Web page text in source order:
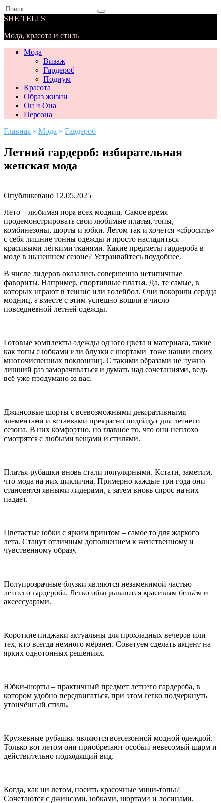
Перейти
к
Search
for:
SHE TELLS
Мода, красота и стиль
Мода
Визаж
Гардероб
Подиум
Красота
Образ жизни
Он и Она
Персона
Главная » Мода » Гардероб
Летний гардероб: избирательная
женская мода
Опубликовано 12.05.2025
Лето – любимая пора всех модниц. Самое время
продемонстрировать свои любимые платья, топы,
комбинезоны, шорты и юбки. Летом так и хочется «сбросить»
с себя лишние тонны одежды и просто насладиться
красивыми лёгкими тканями. Какие предметы гардероба в
моде в нынешнем сезоне? Устраивайтесь поудобнее.
В числе лидеров оказались совершенно нетипичные
фавориты. Например, спортивные платья. Да, те самые, в
которых играют в теннис или волейбол. Они покорили сердца
модниц, а вместе с этим успешно вошли в число
повседневной летней одежды.
Готовые комплекты одежды одного цвета и материала, такие
как топы с юбками или блузки с шортами, тоже нашли своих
многочисленных поклонниц. С такими образами не нужно
лишний раз заморачиваться и думать над сочетаниями, ведь
всё уже продумано за вас.
Джинсовые шорты с всевозможными декоративными
элементами и вставками прекрасно подойдут для летнего
сезона. В них комфортно, но главное то, что они неплохо
смотрятся с любыми вещами и стилями.
Платья-рубашки вновь стали популярными. Кстати, заметим,
что мода на них циклична. Примерно каждые три года они
становятся явными лидерами, а затем вновь спрос на них
падает.
Цветастые юбки с ярким принтом – самое то для жаркого
лета. Станут отличным дополнением к женственному и
чувственному образу.
Полупрозрачные блузки являются незаменимой частью
летнего гардероба. Легко обыгрываются красивым бельём и
аксессуарами.
Короткие пиджаки актуальны для прохладных вечеров или
тех, кто всегда немного мёрзнет. Советуем сделать акцент на
ярких однотонных решениях.
Юбки-шорты – практичный предмет летнего гардероба, в
котором удобно передвигаться, при этом легко подчеркнуть
утончённый стиль.
Кружевные рубашки являются всесезонной модной одеждой.
Только вот летом они приобретают особый невесомый шарм и
действительно подходящий вид.
Когда, как ни летом, носить красочные мини-топы?
Сочетаются с джинсами, юбками, шортами и лосинами.